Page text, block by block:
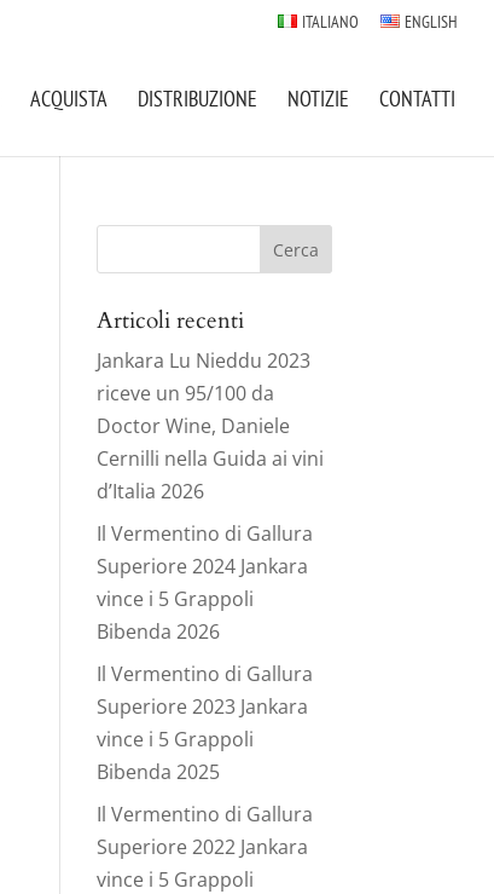
ITALIANO ENGLISH
ACQUISTA DISTRIBUZIONE NOTIZIE CONTATTI
Articoli recenti
Jankara Lu Nieddu 2023
riceve un 95/100 da
Doctor Wine, Daniele
Cernilli nella Guida ai vini
d’Italia 2026
Il Vermentino di Gallura
Superiore 2024 Jankara
vince i 5 Grappoli
Bibenda 2026
Il Vermentino di Gallura
Superiore 2023 Jankara
vince i 5 Grappoli
Bibenda 2025
Il Vermentino di Gallura
Superiore 2022 Jankara
vince i 5 Grappoli